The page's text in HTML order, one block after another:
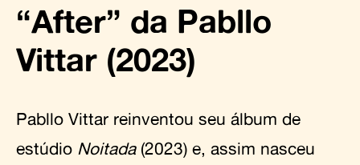
“After” da Pabllo
Vittar (2023)
Pabllo Vittar reinventou seu álbum de
estúdio Noitada(2023) e, assim nasceu